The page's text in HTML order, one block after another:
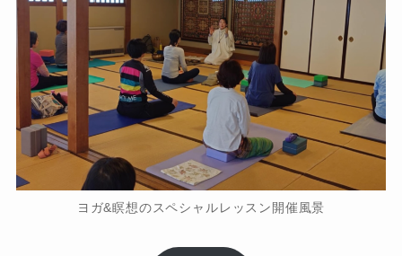
ヨガ&瞑想のスペシャルレッスン開催風景